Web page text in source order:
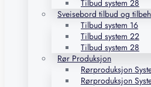
Tilbud system 28
Sveisebord tilbud og
Tilbud system 16
Tilbud system 22
Tilbud system 28
Rør Produksjon
Rørproduksjon
Rørproduksjon